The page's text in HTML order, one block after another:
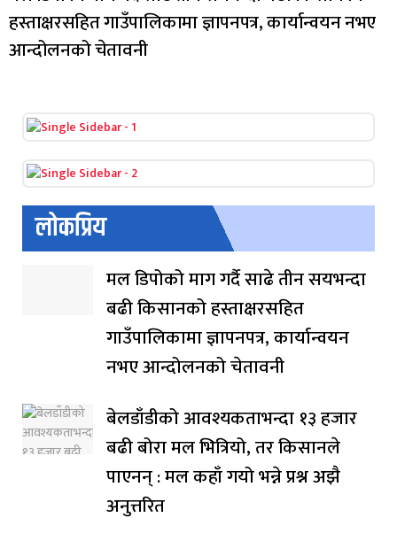
हस्ताक्षरसहित गाउँपालिकामा ज्ञापनपत्र, कार्यान्वयन नभए
आन्दोलनको चेतावनी
लोकप्रिय
मल डिपोको माग गर्दै साढे तीन सयभन्दा
बढी किसानको हस्ताक्षरसहित
गाउँपालिकामा ज्ञापनपत्र, कार्यान्वयन
नभए आन्दोलनको चेतावनी
बेलडाँडीको आवश्यकताभन्दा १३ हजार
बढी बोरा मल भित्रियो, तर किसानले
पाएनन् : मल कहाँ गयो भन्ने प्रश्न अझै
अनुत्तरित